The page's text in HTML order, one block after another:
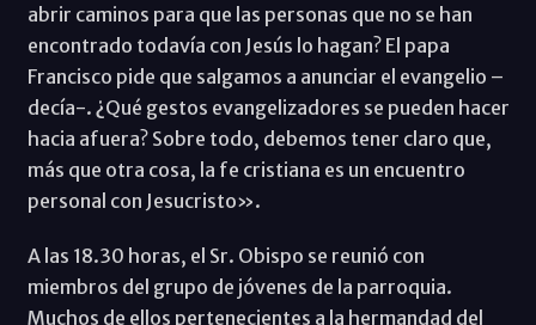
abrir caminos para que las personas que no se han
encontrado todavía con Jesús lo hagan? El papa
Francisco pide que salgamos a anunciar el evangelio –
decía-. ¿Qué gestos evangelizadores se pueden hacer
hacia afuera? Sobre todo, debemos tener claro que,
más que otra cosa, la fe cristiana es un encuentro
personal con Jesucristo».
A las 18.30 horas, el Sr. Obispo se reunió con
miembros del grupo de jóvenes de la parroquia.
Muchos de ellos pertenecientes a la hermandad del